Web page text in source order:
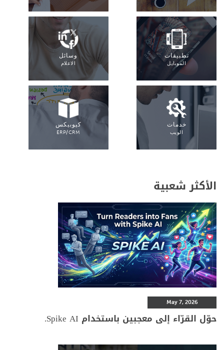
تطبيقات
الموبايل
وسائل
الاعلام
خدمات
الويب
كيوبيكس
ERP/CRM
الأكثر شعبية
May 7, 2026
حوّل القرّاء إلى معجبين باستخدام Spike AI.